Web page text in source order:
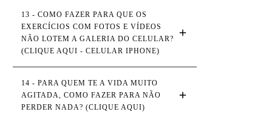
13 - COMO FAZER PARA QUE OS
EXERCÍCIOS COM FOTOS E VÍDEOS
NÃO LOTEM A GALERIA DO CELULAR?
(CLIQUE AQUI - CELULAR IPHONE)
14 - PARA QUEM TE A VIDA MUITO
AGITADA, COMO FAZER PARA NÃO
PERDER NADA? (CLIQUE AQUI)